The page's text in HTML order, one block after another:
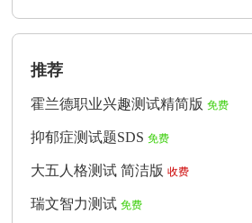
推荐
霍兰德职业兴趣测试精简版 免费
抑郁症测试题SDS 免费
大五人格测试 简洁版 收费
瑞文智力测试 免费